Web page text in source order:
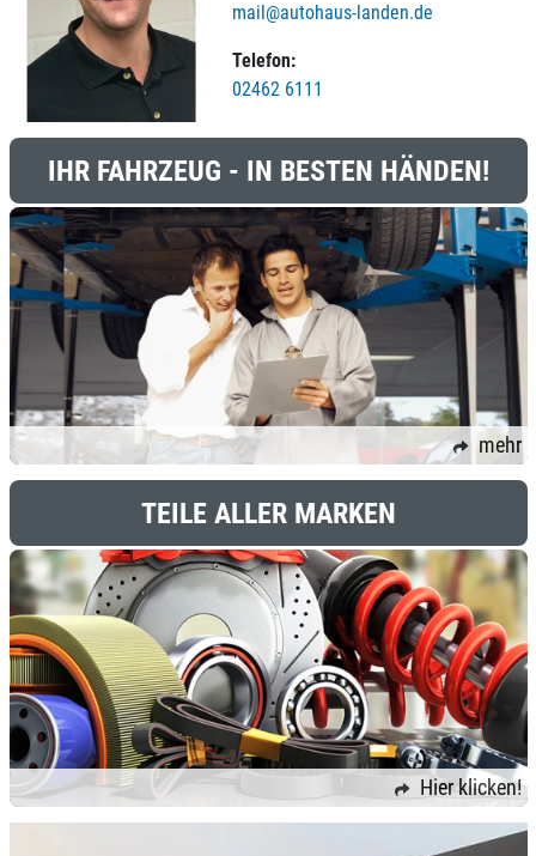
mail@autohaus-landen.de
Telefon:
02462 6111
IHR FAHRZEUG - IN BESTEN HÄNDEN!
mehr
TEILE ALLER MARKEN
Hier klicken!